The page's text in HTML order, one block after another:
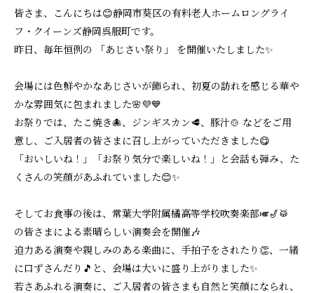
皆さま、こんにちは😊静岡市葵区の有料老人ホームロングライ
フ・クイーンズ静岡呉服町です。
昨日、毎年恒例の 「あじさい祭り」 を開催いたしました✨
会場には色鮮やかなあじさいが飾られ、初夏の訪れを感じる華や
かな雰囲気に包まれました🌸💜💙
お祭りでは、たこ焼き🐙、ジンギスカン🥩、豚汁🍲 などをご用
意し、ご入居者の皆さまに召し上がっていただきました😋
「おいしいね！」「お祭り気分で楽しいね！」と会話も弾み、た
くさんの笑顔があふれていました😊✨
そしてお食事の後は、常葉大学附属橘高等学校吹奏楽部🎺🎷🥁
の皆さまによる素晴らしい演奏会を開催🎶
迫力ある演奏や親しみのある楽曲に、手拍子をされたり👏、一緒
に口ずさんだり🎵と、会場は大いに盛り上がりました✨
若さあふれる演奏に、ご入居者の皆さまも自然と笑顔になられ、